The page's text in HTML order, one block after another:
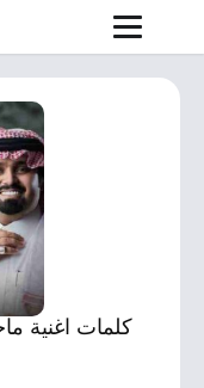
كلمات اغنية